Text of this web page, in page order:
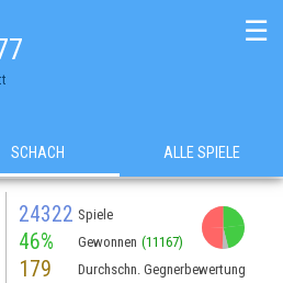
☰
SCHACH ALLE SPIELE
24322 Spiele
46% Gewonnen (11167)
179 Durchschn. Gegnerbewertung